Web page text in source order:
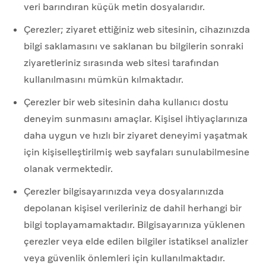
veri barındıran küçük metin dosyalarıdır.
Çerezler; ziyaret ettiğiniz web sitesinin, cihazınızda
bilgi saklamasını ve saklanan bu bilgilerin sonraki
ziyaretleriniz sırasında web sitesi tarafından
kullanılmasını mümkün kılmaktadır.
Çerezler bir web sitesinin daha kullanıcı dostu
deneyim sunmasını amaçlar. Kişisel ihtiyaçlarınıza
daha uygun ve hızlı bir ziyaret deneyimi yaşatmak
için kişiselleştirilmiş web sayfaları sunulabilmesine
olanak vermektedir.
Çerezler bilgisayarınızda veya dosyalarınızda
depolanan kişisel verileriniz de dahil herhangi bir
bilgi toplayamamaktadır. Bilgisayarınıza yüklenen
çerezler veya elde edilen bilgiler istatiksel analizler
veya güvenlik önlemleri için kullanılmaktadır.